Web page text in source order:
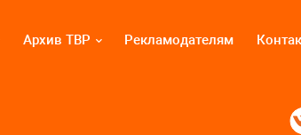
Архив ТВР Рекламодателям